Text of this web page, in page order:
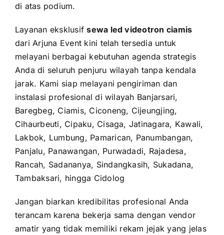
di atas podium.
Layanan eksklusifsewa led videotron ciamis
dari Arjuna Event kini telah tersedia untuk
melayani berbagai kebutuhan agenda strategis
Anda di seluruh penjuru wilayah tanpa kendala
jarak. Kami siap melayani pengiriman dan
instalasi profesional di wilayah Banjarsari,
Baregbeg, Ciamis, Ciconeng, Cijeungjing,
Cihaurbeuti, Cipaku, Cisaga, Jatinagara, Kawali,
Lakbok, Lumbung, Pamarican, Panumbangan,
Panjalu, Panawangan, Purwadadi, Rajadesa,
Rancah, Sadananya, Sindangkasih, Sukadana,
Tambaksari, hingga Cidolog
Jangan biarkan kredibilitas profesional Anda
terancam karena bekerja sama dengan vendor
amatir yang tidak memiliki rekam jejak yang jelas